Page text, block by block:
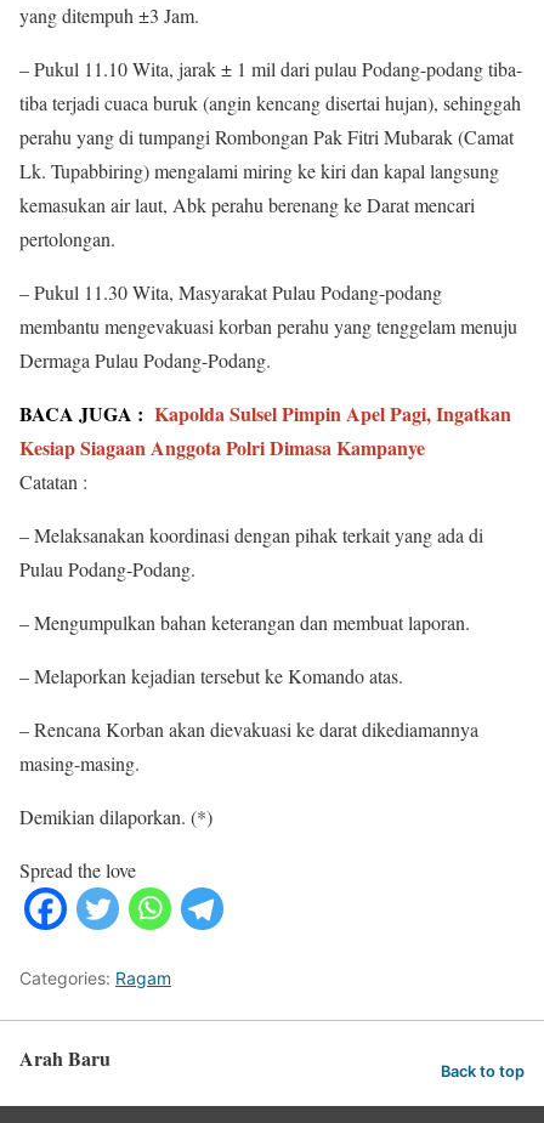
yang ditempuh ±3 Jam.
– Pukul 11.10 Wita, jarak ± 1 mil dari pulau Podang-podang tiba-
tiba terjadi cuaca buruk (angin kencang disertai hujan), sehinggah
perahu yang di tumpangi Rombongan Pak Fitri Mubarak (Camat
Lk. Tupabbiring) mengalami miring ke kiri dan kapal langsung
kemasukan air laut, Abk perahu berenang ke Darat mencari
pertolongan.
– Pukul 11.30 Wita, Masyarakat Pulau Podang-podang
membantu mengevakuasi korban perahu yang tenggelam menuju
Dermaga Pulau Podang-Podang.
BACA JUGA : Kapolda Sulsel Pimpin Apel Pagi, Ingatkan
Kesiap Siagaan Anggota Polri Dimasa Kampanye
Catatan :
– Melaksanakan koordinasi dengan pihak terkait yang ada di
Pulau Podang-Podang.
– Mengumpulkan bahan keterangan dan membuat laporan.
– Melaporkan kejadian tersebut ke Komando atas.
– Rencana Korban akan dievakuasi ke darat dikediamannya
masing-masing.
Demikian dilaporkan. (*)
Spread the love
Categories: Ragam
Arah Baru Back to top